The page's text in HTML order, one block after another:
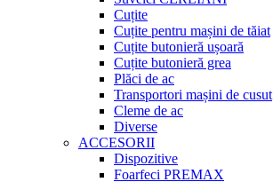
Cuțite
Cuțite pentru mașini de tăiat
Cuțite butonieră ușoară
Cuțite butonieră grea
Plăci de ac
Transportori mașini de cusut
Cleme de ac
Diverse
ACCESORII
Dispozitive
Foarfeci PREMAX